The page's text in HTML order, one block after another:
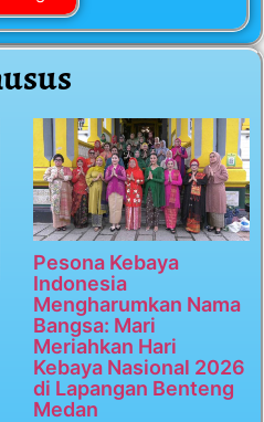
Pesona Kebaya
Indonesia
Mengharumkan Nama
Bangsa: Mari
Meriahkan Hari
Kebaya Nasional 2026
di Lapangan Benteng
Medan